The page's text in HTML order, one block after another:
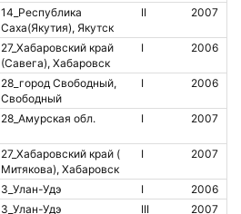
14_Республика
Саха(Якутия), Якутск
II 2007
27_Хабаровский край
(Савега), Хабаровск
I 2006
28_город Свободный,
Свободный
I 2006
28_Амурская обл. I 2007
27_Хабаровский край (
Митякова), Хабаровск
I 2007
3_Улан-Удэ I
2006
3_Улан-Удэ III 2007